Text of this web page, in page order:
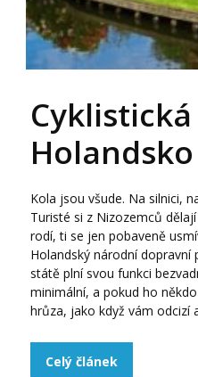
Holandsko
Kola jsou všude. Na silnici,
Turisté si z Nizozemců
rodí, ti se jen pobaveně
Holandský národní
státě plní svou funkci
minimální, a pokud ho
hrůza, jako když vám odcizí
Celý článek